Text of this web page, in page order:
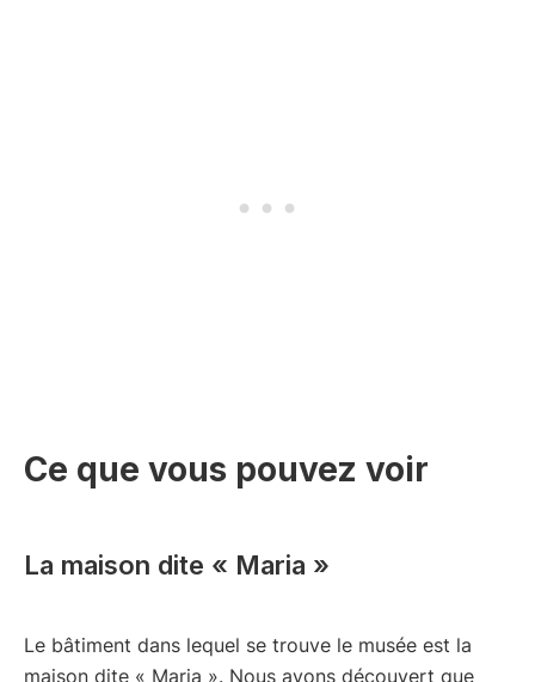
Ce que vous pouvez voir
La maison dite « Maria »
Le bâtiment dans lequel se trouve le musée est la
maison dite « Maria ». Nous avons découvert que